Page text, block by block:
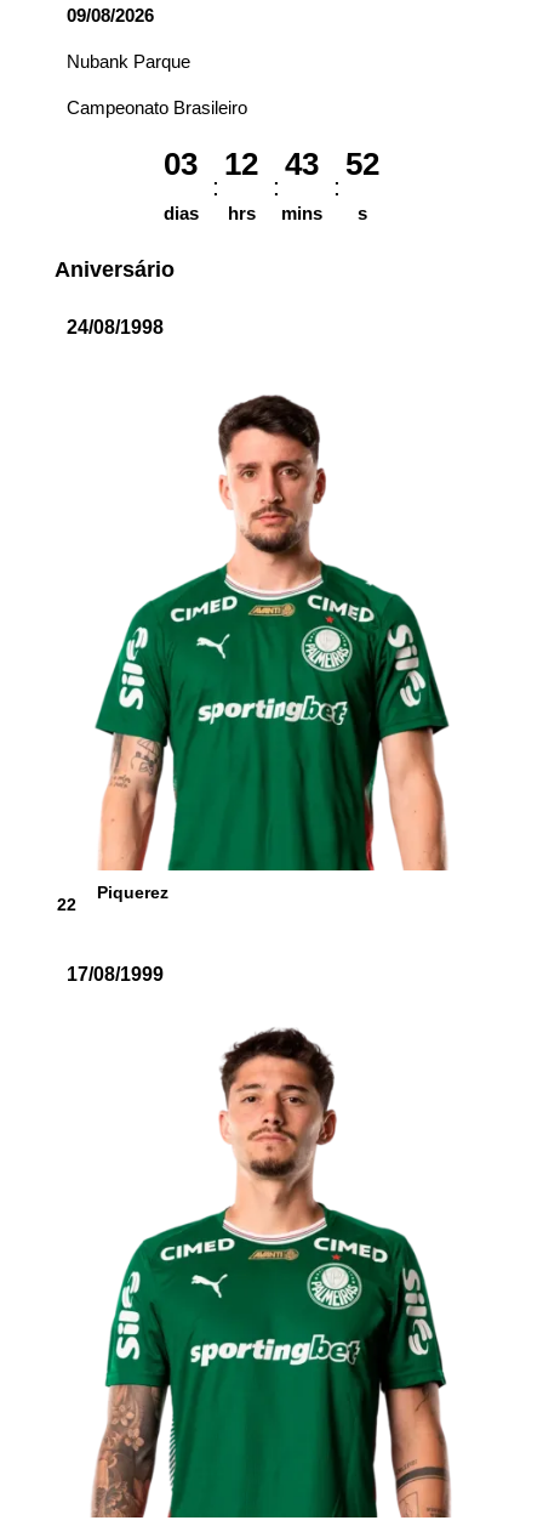
09/08/2026
Nubank Parque
Campeonato Brasileiro
03
dias
12
hrs
43
mins
52
s
Aniversário
24/08/1998
22
Piquerez
17/08/1999